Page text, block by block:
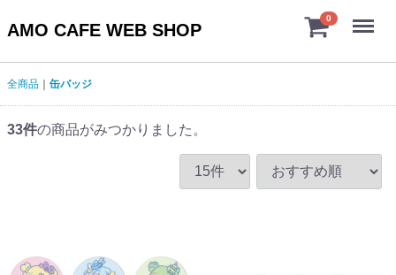
AMO CAFE WEB SHOP
0 Menu
全商品 缶バッジ
33件の商品がみつかりました。